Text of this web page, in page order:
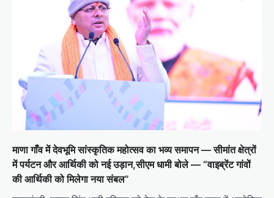
माणा गाँव में देवभूमि सांस्कृतिक महोत्सव का भव्य समापन — सीमांत क्षेत्रों
में पर्यटन और आर्थिकी को नई उड़ान,सीएम धामी बोले — “वाइब्रेंट गांवों
की आर्थिकी को मिलेगा नया संबल”